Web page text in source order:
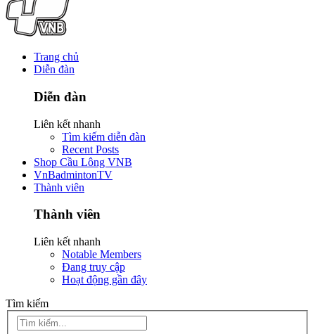
Trang chủ
Diễn đàn
Diễn đàn
Liên kết nhanh
Tìm kiếm diễn đàn
Recent Posts
Shop Cầu Lông VNB
VnBadmintonTV
Thành viên
Thành viên
Liên kết nhanh
Notable Members
Đang truy cập
Hoạt động gần đây
Tìm kiếm